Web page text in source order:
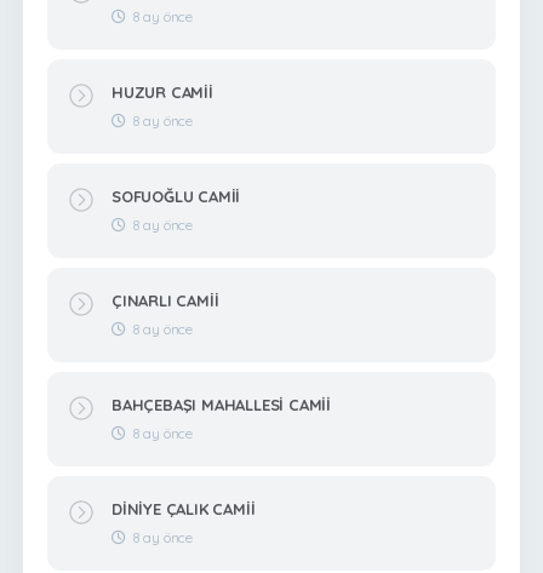
8 ay önce
HUZUR CAMİİ
8 ay önce
SOFUOĞLU CAMİİ
8 ay önce
ÇINARLI CAMİİ
8 ay önce
BAHÇEBAŞI MAHALLESİ CAMİİ
8 ay önce
DİNİYE ÇALIK CAMİİ
8 ay önce